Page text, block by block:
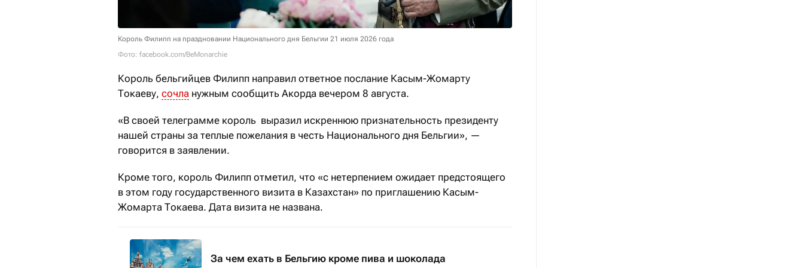
Король Филипп на праздновании Национального дня Бельгии 21 июля 2026 года
Фото: facebook.com/BeMonarchie
Король бельгийцев Филипп направил ответное послание Касым-Жомарту
Токаеву, сочла нужным сообщить Акорда вечером 8 августа.
«В своей телеграмме король выразил искреннюю признательность президенту
нашей страны за теплые пожелания в честь Национального дня Бельгии», —
говорится в заявлении.
Кроме того, король Филипп отметил, что «с нетерпением ожидает предстоящего
в этом году государственного визита в Казахстан» по приглашению Касым-
Жомарта Токаева. Дата визита не названа.
За чем ехать в Бельгию кроме пива и шоколада